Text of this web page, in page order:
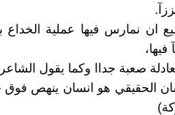
ان نمارس فيها عملية الخداع
فيها،
معادلة صعبة جداا وكما يقول
الحقيقي هو انسان ينهص